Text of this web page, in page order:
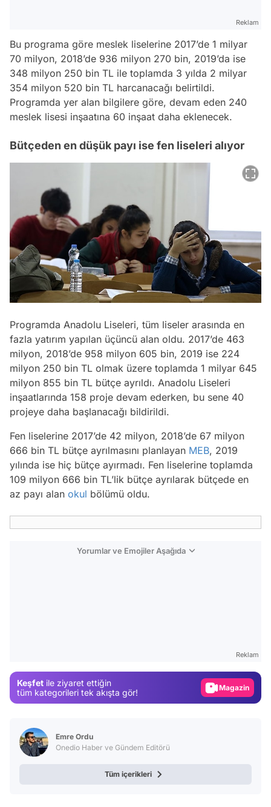
Reklam
Bu programa göre meslek liselerine 2017’de 1 milyar
70 milyon, 2018’de 936 milyon 270 bin, 2019’da ise
348 milyon 250 bin TL ile toplamda 3 yılda 2 milyar
354 milyon 520 bin TL harcanacağı belirtildi.
Programda yer alan bilgilere göre, devam eden 240
meslek lisesi inşaatına 60 inşaat daha eklenecek.
Bütçeden en düşük payı ise fen liseleri alıyor
Programda Anadolu Liseleri, tüm liseler arasında en
fazla yatırım yapılan üçüncü alan oldu. 2017’de 463
milyon, 2018’de 958 milyon 605 bin, 2019 ise 224
milyon 250 bin TL olmak üzere toplamda 1 milyar 645
milyon 855 bin TL bütçe ayrıldı. Anadolu Liseleri
inşaatlarında 158 proje devam ederken, bu sene 40
projeye daha başlanacağı bildirildi.
Fen liselerine 2017’de 42 milyon, 2018’de 67 milyon
666 bin TL bütçe ayrılmasını planlayan MEB, 2019
yılında ise hiç bütçe ayırmadı. Fen liselerine toplamda
109 milyon 666 bin TL’lik bütçe ayrılarak bütçede en
az payı alan okul bölümü oldu.
Yorumlar ve Emojiler Aşağıda
Reklam
Keşfet ile ziyaret ettiğin
tüm kategorileri tek akışta gör!
Magazin
Emre Ordu
Onedio Haber ve Gündem Editörü
Tüm içerikleri